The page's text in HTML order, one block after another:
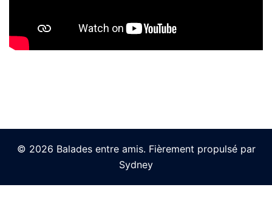
© 2026 Balades entre amis. Fièrement propulsé par
Sydney